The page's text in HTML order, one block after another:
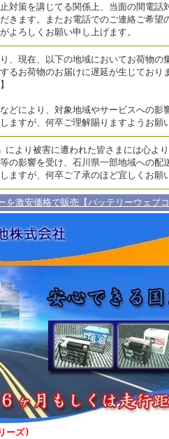
対策を講じてる関係上、当面の間電
きます。またお電話でのご連絡ご希
よろしくお願い申し上げます。
、現在、以下の地域においてお荷物の
るお荷物のお届けに遅延が生じており
どにより、対象地域やサービスへの影
ますが、何卒ご理解賜りますようお願
より被害に遭われた皆さまには心よ
の影響を受け、石川県一部地域への配
ますが、何卒ご了承のほど宜しくお願
を激安価格で販売【バッテリーウェブコ
ーズ)